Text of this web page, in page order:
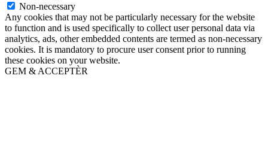
Non-necessary
Any cookies that may not be particularly necessary for the website
to function and is used specifically to collect user personal data via
analytics, ads, other embedded contents are termed as non-necessary
cookies. It is mandatory to procure user consent prior to running
these cookies on your website.
GEM & ACCEPTÈR